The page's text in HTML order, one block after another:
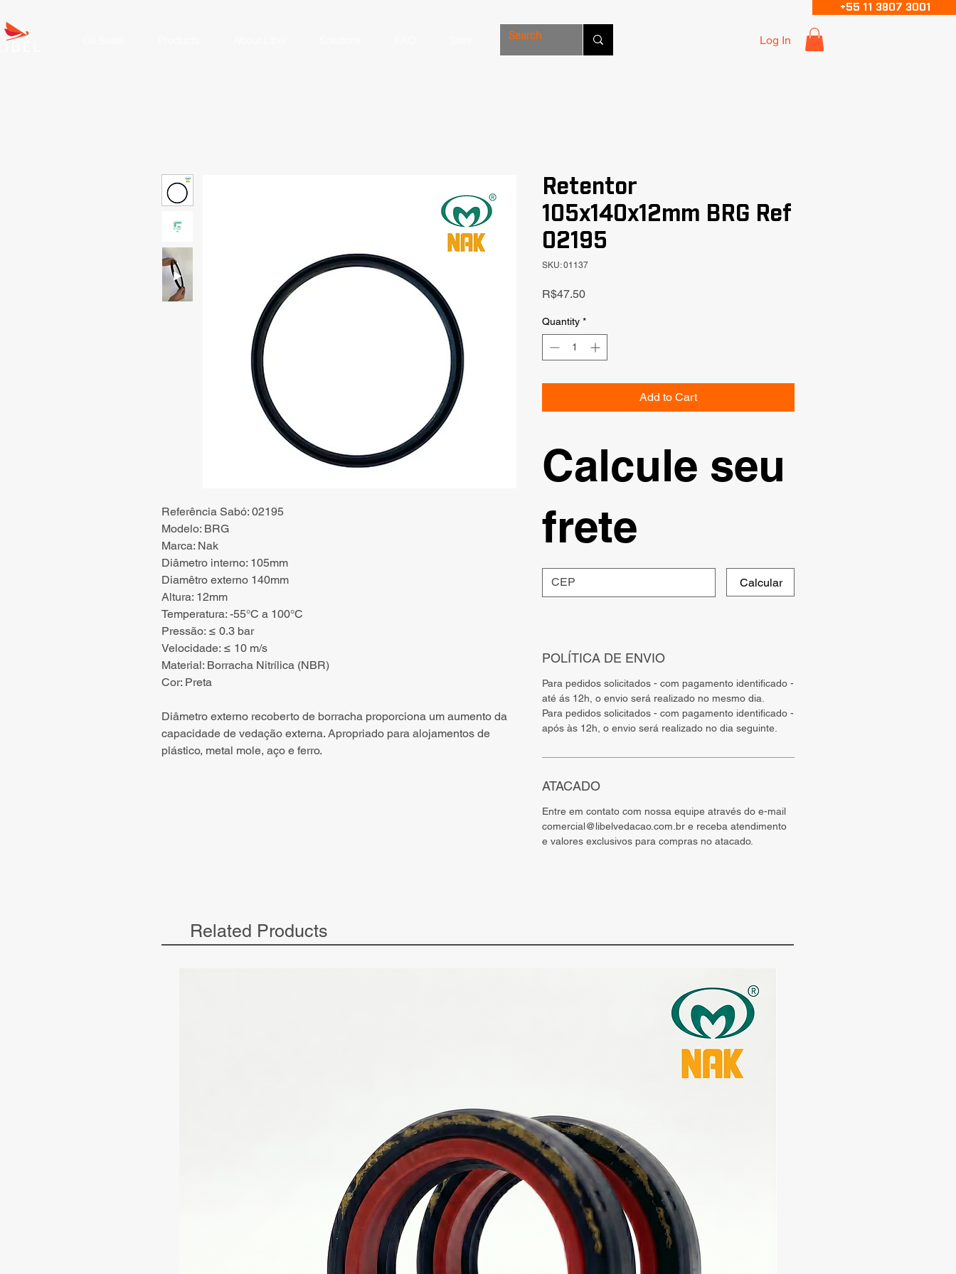
+55 11 3807 3001
Log In
Referência Sabó: 02195
Modelo: BRG
Marca: Nak
Diâmetro interno: 105mm
Diamêtro externo 140mm
Altura: 12mm
Temperatura: -55°C a 100°C
Pressão: ≤ 0.3 bar
Velocidade: ≤ 10 m/s
Material: Borracha Nitrílica (NBR)
Cor: Preta
Diâmetro externo recoberto de borracha proporciona um aumento da
capacidade de vedação externa. Apropriado para alojamentos de
plástico, metal mole, aço e ferro.
Retentor
105x140x12mm BRG Ref
02195
SKU: 01137
R$47.50Price
Quantity *
Add to Cart
Calcule seu
frete
Calcular
POLÍTICA DE ENVIO
Para pedidos solicitados - com pagamento identificado -
até ás 12h, o envio será realizado no mesmo dia.
Para pedidos solicitados - com pagamento identificado -
após às 12h, o envio será realizado no dia seguinte.
ATACADO
Entre em contato com nossa equipe através do e-mail
comercial@libelvedacao.com.br e receba atendimento
e valores exclusivos para compras no atacado.
Related Products